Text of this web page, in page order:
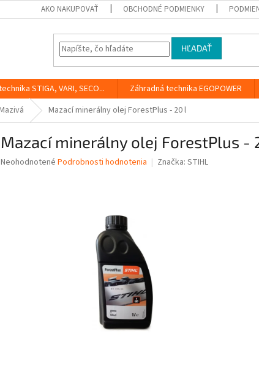
AKO NAKUPOVAŤ OBCHODNÉ PODMIENKY
HĽADAŤ
STIGA, VARI, SECO... Záhradná technika EGOPOWER
Mazací minerálny olej ForestPlus - 20 l
Mazací minerálny olej ForestPlus -
Priemerné
Neohodnotené Podrobnosti hodnotenia Značka: STIHL